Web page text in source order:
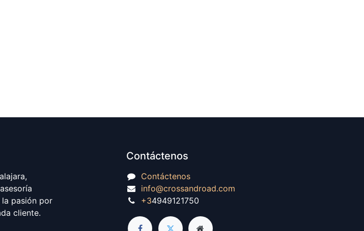
pasión por
cliente.
Contáctenos
Contáctenos
info@crossandroad.com
+34949121750